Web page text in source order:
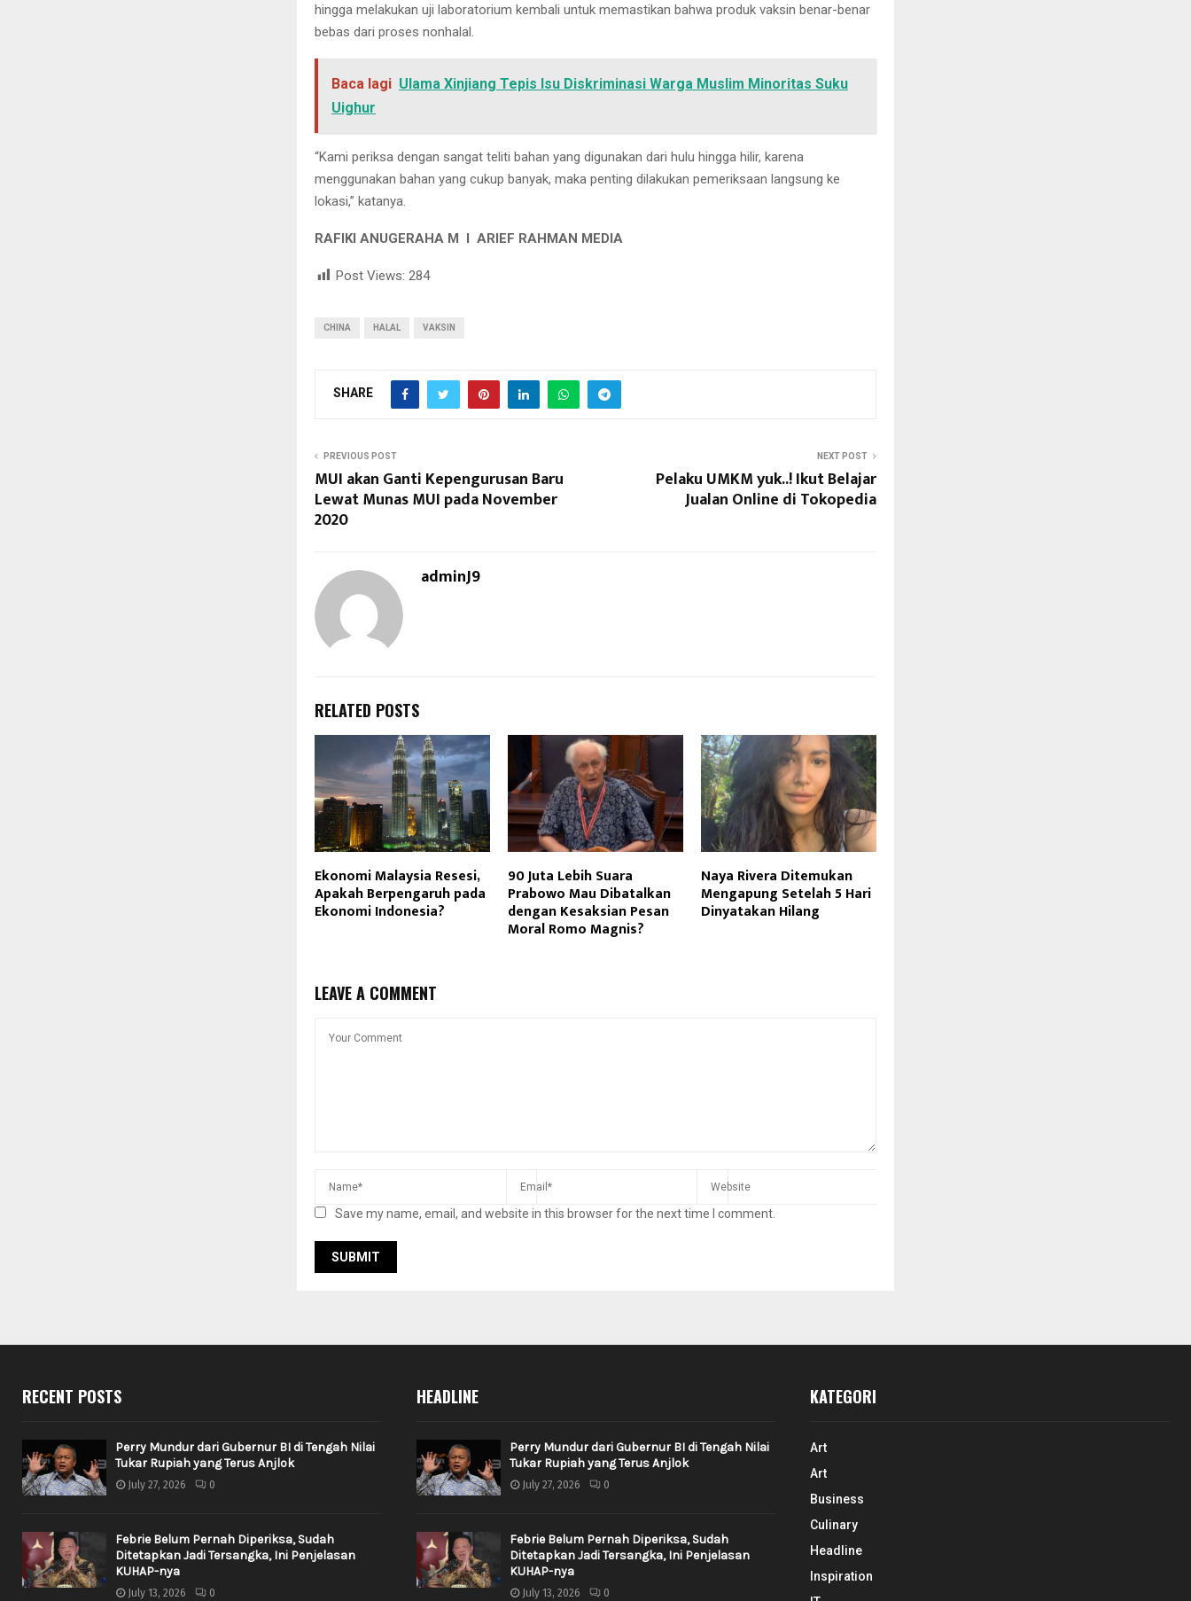
hingga melakukan uji laboratorium kembali untuk memastikan bahwa produk vaksin benar-benar
bebas dari proses nonhalal.
Baca lagi Ulama Xinjiang Tepis Isu Diskriminasi Warga Muslim Minoritas Suku
Uighur
“Kami periksa dengan sangat teliti bahan yang digunakan dari hulu hingga hilir, karena
menggunakan bahan yang cukup banyak, maka penting dilakukan pemeriksaan langsung ke
lokasi,” katanya.
RAFIKI ANUGERAHA M I ARIEF RAHMAN MEDIA
Post Views: 284
CHINA HALAL VAKSIN
SHARE
PREVIOUS POST
MUI akan Ganti Kepengurusan Baru
Lewat Munas MUI pada November
2020
NEXT POST
Pelaku UMKM yuk..! Ikut Belajar
Jualan Online di Tokopedia
adminJ9
RELATED POSTS
Ekonomi Malaysia Resesi,
Apakah Berpengaruh pada
Ekonomi Indonesia?
90 Juta Lebih Suara
Prabowo Mau Dibatalkan
dengan Kesaksian Pesan
Moral Romo Magnis?
Naya Rivera Ditemukan
Mengapung Setelah 5 Hari
Dinyatakan Hilang
LEAVE A COMMENT
Save my name, email, and website in this browser for the next time I comment.
RECENT POSTS
Perry Mundur dari Gubernur BI di Tengah Nilai
Tukar Rupiah yang Terus Anjlok
July 27, 2026 0
Febrie Belum Pernah Diperiksa, Sudah
Ditetapkan Jadi Tersangka, Ini Penjelasan
KUHAP-nya
July 13, 2026 0
HEADLINE
Perry Mundur dari Gubernur BI di Tengah Nilai
Tukar Rupiah yang Terus Anjlok
July 27, 2026 0
Febrie Belum Pernah Diperiksa, Sudah
Ditetapkan Jadi Tersangka, Ini Penjelasan
KUHAP-nya
July 13, 2026 0
KATEGORI
Art
Art
Business
Culinary
Headline
Inspiration